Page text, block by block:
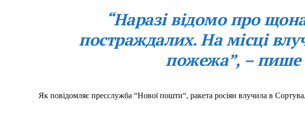
“Наразі відомо про
постраждалих. На місці
пожежа”, – пише
Як повідомляє пресслужба “Нової пошти“, ракета росіян влучила в